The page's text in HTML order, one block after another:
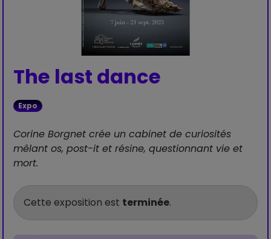
The last dance
Expo
Corine Borgnet crée un cabinet de curiosités
mêlant os, post-it et résine, questionnant vie et
mort.
Cette exposition est terminée.